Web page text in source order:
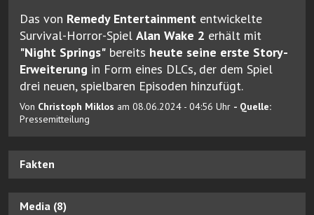
Das von Remedy Entertainment entwickelte
Survival-Horror-Spiel Alan Wake 2 erhält mit
"Night Springs" bereits heute seine erste Story-
Erweiterung in Form eines DLCs, der dem Spiel
drei neuen, spielbaren Episoden hinzufügt.
Von Christoph Miklos am 08.06.2024 - 04:56 Uhr - Quelle:
Pressemitteilung
Fakten
Media (8)